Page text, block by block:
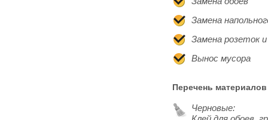
Замена
Замена розеток
Вынос мусора
Перечень материалов
Черновые: